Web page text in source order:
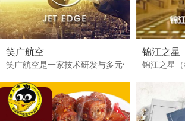
笑广航空
笑广航空是一家技术研发与多元化商贸相结合
锦江之星
锦江之星